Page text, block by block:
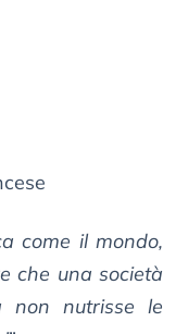
come il mondo,
che una società
non nutrisse le